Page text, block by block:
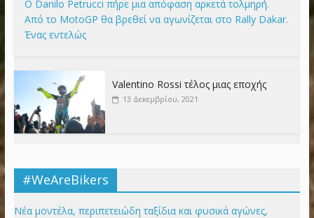
Ο Danilo Petrucci πήρε μια απόφαση αρκετά τολμηρή.
Από το MotoGP θα βρεθεί να αγωνίζεται στο Rally Dakar.
Ένας εντελώς
Valentino Rossi τέλος μιας εποχής
13 Δεκεμβρίου, 2021
#WeAreBikers
Νέα μοντέλα, περιπετειώδη ταξίδια και φυσικά αγώνες,